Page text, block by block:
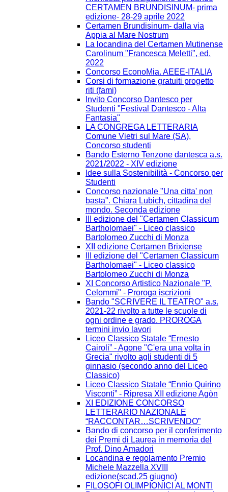
CERTAMEN BRUNDISINUM- prima
edizione- 28-29 aprile 2022
Certamen Brundisinum- dalla via
Appia al Mare Nostrum
La locandina del Certamen Mutinense
Carolinum "Francesca Meletti", ed.
2022
Concorso EconoMia. AEEE-ITALIA
Corsi di formazione gratuiti progetto
riti (fami)
Invito Concorso Dantesco per
Studenti "Festival Dantesco - Alta
Fantasia"
LA CONGREGA LETTERARIA
Comune Vietri sul Mare (SA),
Concorso studenti
Bando Esterno Tenzone dantesca a.s.
2021/2022 - XIV edizione
Idee sulla Sostenibilità - Concorso per
Studenti
Concorso nazionale "Una citta' non
basta". Chiara Lubich, cittadina del
mondo. Seconda edizione
III edizione del "Certamen Classicum
Bartholomaei" - Liceo classico
Bartolomeo Zucchi di Monza
XII edizione Certamen Brixiense
III edizione del "Certamen Classicum
Bartholomaei" - Liceo classico
Bartolomeo Zucchi di Monza
XI Concorso Artistico Nazionale "P.
Celommi" - Proroga iscrizioni
Bando "SCRIVERE IL TEATRO" a.s.
2021-22 rivolto a tutte le scuole di
ogni ordine e grado. PROROGA
termini invio lavori
Liceo Classico Statale “Ernesto
Cairoli” - Agone "C'era una volta in
Grecia" rivolto agli studenti di 5
ginnasio (secondo anno del Liceo
Classico)
Liceo Classico Statale “Ennio Quirino
Visconti” - Ripresa XII edizione Agòn
XI EDIZIONE CONCORSO
LETTERARIO NAZIONALE
“RACCONTAR…SCRIVENDO”
Bando di concorso per il conferimento
dei Premi di Laurea in memoria del
Prof. Dino Amadori
Locandina e regolamento Premio
Michele Mazzella XVIII
edizione(scad.25 giugno)
FILOSOFI OLIMPIONICI AL MONTI